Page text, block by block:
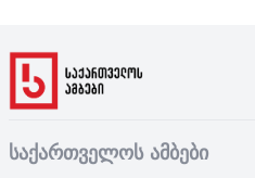
საქართველოს ამბები